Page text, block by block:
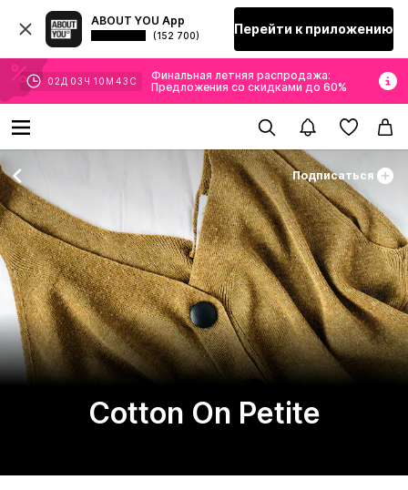
ABOUT YOU App
(152 700) Перейти к приложению
02 Д 03 Ч 10 М 42 С
Финальная летняя распродажа:
Предложения со скидками до 60%
Подписаться
Cotton On Petite